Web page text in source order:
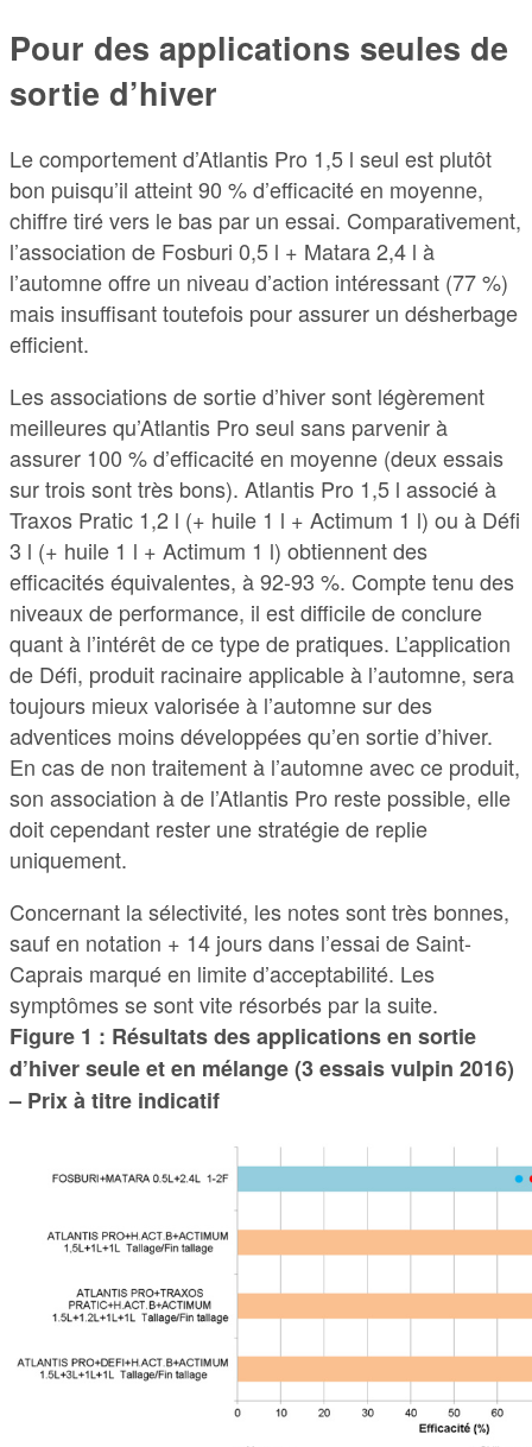
Pour des applications seules de
sortie d’hiver
Le comportement d’Atlantis Pro 1,5 l seul est plutôt
bon puisqu’il atteint 90 % d’efficacité en moyenne,
chiffre tiré vers le bas par un essai. Comparativement,
l’association de Fosburi 0,5 l + Matara 2,4 l à
l’automne offre un niveau d’action intéressant (77 %)
mais insuffisant toutefois pour assurer un désherbage
efficient.
Les associations de sortie d’hiver sont légèrement
meilleures qu’Atlantis Pro seul sans parvenir à
assurer 100 % d’efficacité en moyenne (deux essais
sur trois sont très bons). Atlantis Pro 1,5 l associé à
Traxos Pratic 1,2 l (+ huile 1 l + Actimum 1 l) ou à Défi
3 l (+ huile 1 l + Actimum 1 l) obtiennent des
efficacités équivalentes, à 92-93 %. Compte tenu des
niveaux de performance, il est difficile de conclure
quant à l’intérêt de ce type de pratiques. L’application
de Défi, produit racinaire applicable à l’automne, sera
toujours mieux valorisée à l’automne sur des
adventices moins développées qu’en sortie d’hiver.
En cas de non traitement à l’automne avec ce produit,
son association à de l’Atlantis Pro reste possible, elle
doit cependant rester une stratégie de replie
uniquement.
Concernant la sélectivité, les notes sont très bonnes,
sauf en notation + 14 jours dans l’essai de Saint-
Caprais marqué en limite d’acceptabilité. Les
symptômes se sont vite résorbés par la suite.
Figure 1 : Résultats des applications en sortie
d’hiver seule et en mélange (3 essais vulpin 2016)
– Prix à titre indicatif